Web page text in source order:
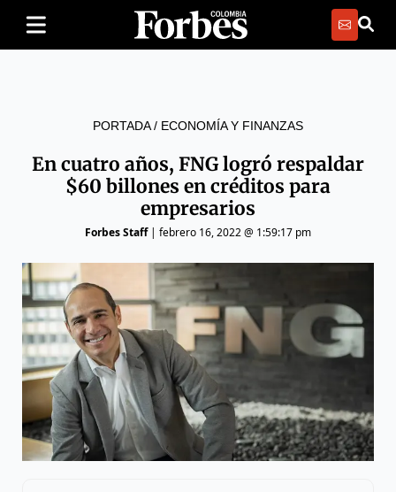
PORTADA/ ECONOMÍA Y FINANZAS
En cuatro años, FNG logró respaldar
$60 billones en créditos para
empresarios
Forbes Staff| febrero 16, 2022 @ 1:59:17 pm